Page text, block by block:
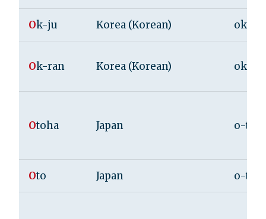
Ok-ju Korea (Korean) ok-
Ok-ran Korea (Korean) ok-
Otoha Japan o-to-
Oto Japan o-to